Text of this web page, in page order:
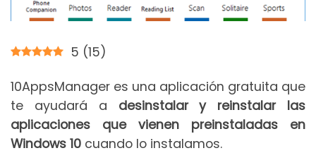
5 (15)
10AppsManager es una aplicación gratuita que
te ayudará a desinstalar y reinstalar las
aplicaciones que vienen preinstaladas en
Windows 10 cuando lo instalamos.